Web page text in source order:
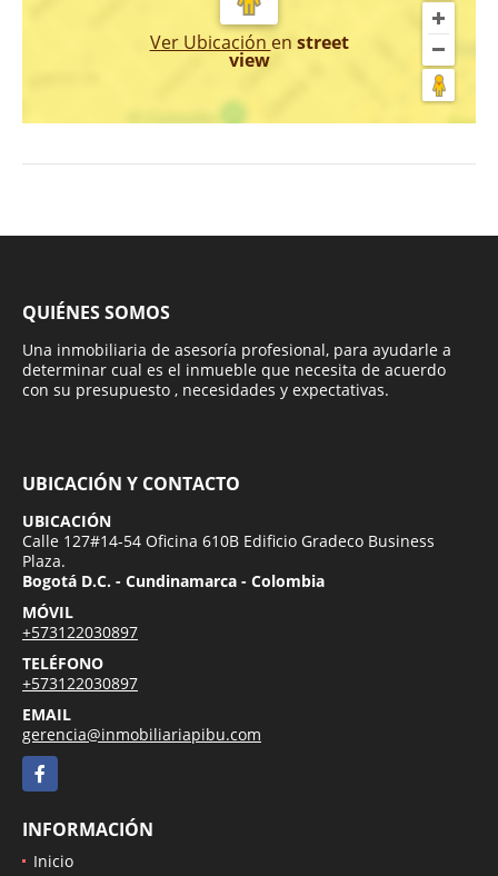
Ver Ubicación en street
view
QUIÉNES SOMOS
Una inmobiliaria de asesoría profesional, para ayudarle a
determinar cual es el inmueble que necesita de acuerdo
con su presupuesto , necesidades y expectativas.
UBICACIÓN Y CONTACTO
UBICACIÓN
Calle 127#14-54 Oficina 610B Edificio Gradeco Business
Plaza.
Bogotá D.C. - Cundinamarca - Colombia
MÓVIL
+573122030897
TELÉFONO
+573122030897
EMAIL
gerencia@inmobiliariapibu.com
Facebook
INFORMACIÓN
Inicio